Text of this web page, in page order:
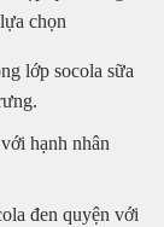
chọn
lớp socola sữa
hạnh nhân
đen quyện với